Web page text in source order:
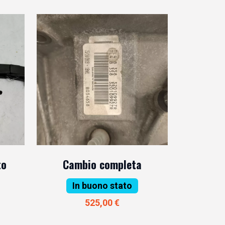
Cambio completa
In buono stato
525,00 €